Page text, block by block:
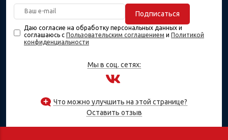
Подписаться
Даю согласие на обработку персональных данных и
соглашаюсь с Пользовательским соглашением и Политикой
конфиденциальности
Мы в соц. сетях:
Что можно улучшить на этой странице?
Оставить отзыв